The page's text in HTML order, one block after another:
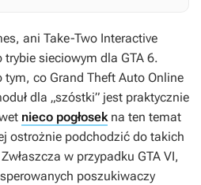
ani Take-Two Interactive
trybie sieciowym dla GTA 6.
tym, co Grand Theft Auto Online
dla „szóstki” jest praktycznie
nieco pogłosekna ten temat
ostrożnie podchodzić do takich
w przypadku GTA VI,
poszukiwaczy